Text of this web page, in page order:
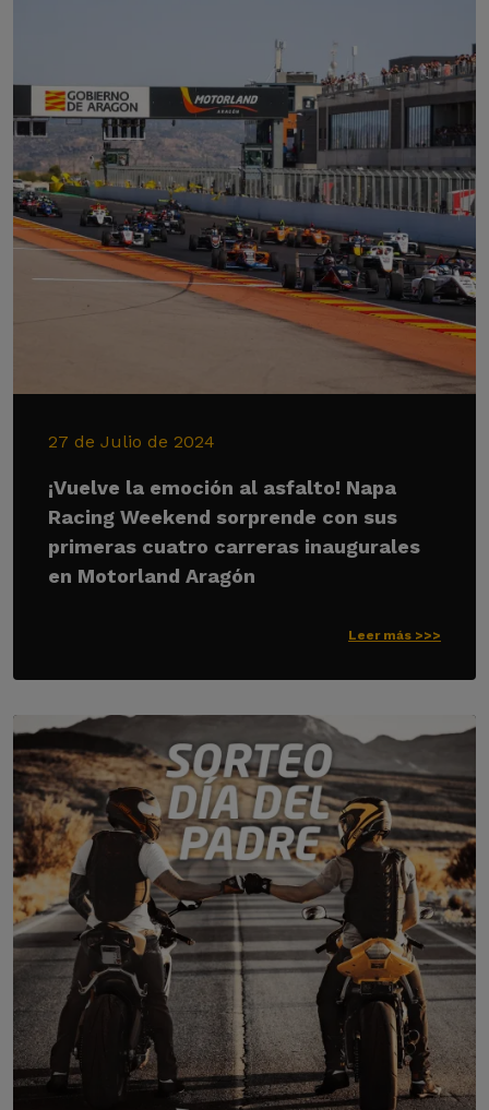
27 de Julio de 2024
¡Vuelve la emoción al asfalto! Napa
Racing Weekend sorprende con sus
primeras cuatro carreras inaugurales
en Motorland Aragón
Leer más >>>